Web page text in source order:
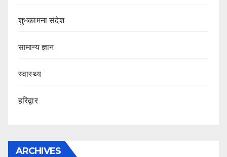
शुभकामना संदेश
सामान्य ज्ञान
स्वास्थ्य
हरिद्वार
ARCHIVES